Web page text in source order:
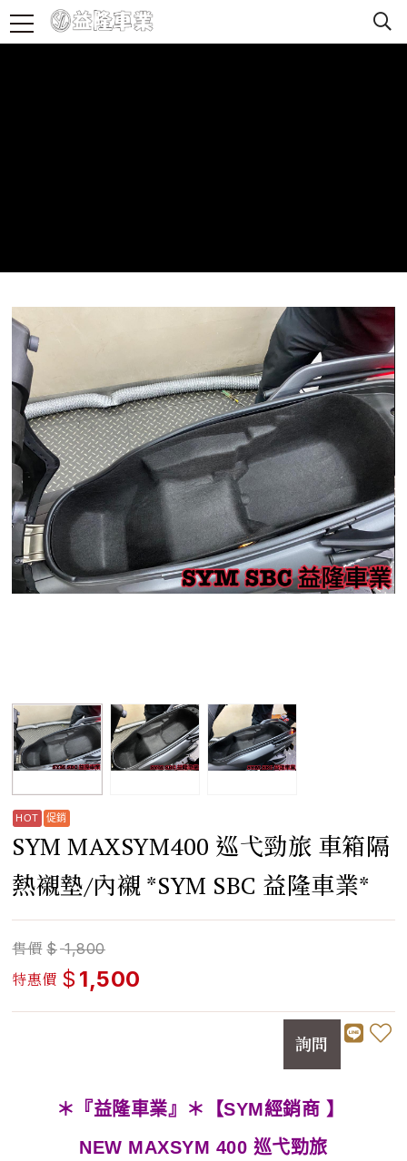
SYM MAXSYM400 巡弋勁旅 車箱隔
熱襯墊/內襯 *SYM SBC 益隆車業*
售價 $ 1,800
特惠價 $ 1,500
詢問
＊『益隆車業』＊【SYM經銷商 】
NEW MAXSYM 400 巡弋勁旅